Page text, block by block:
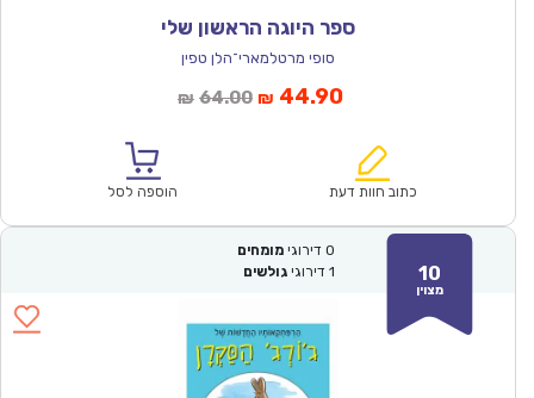
ספר היוגה הראשון שלי
סופי מרטלמארי־הלן טפין
₪ 64.00המחיר
₪64.00.
₪ 44.90המחיר
הוא:
כתוב חוות דעת הוספה לסל
10
מצוין
0 דירוגי מומחים
1 דירוגי גולשים